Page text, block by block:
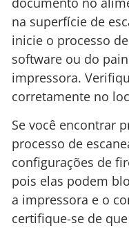
na superfície de
inicie o processo
software ou do
impressora.
corretamente no
Se você encontrar
processo de
configurações de
pois elas podem
a impressora e o
certifique-se de